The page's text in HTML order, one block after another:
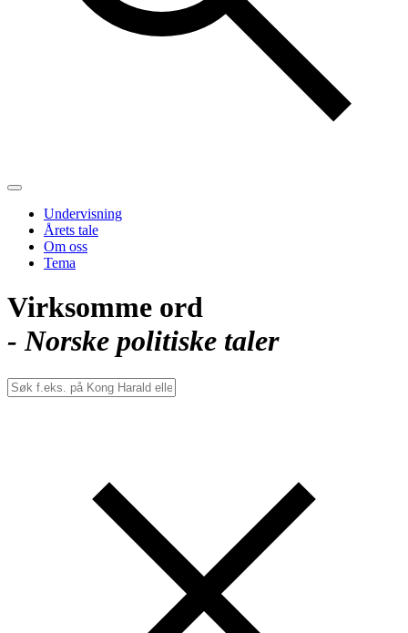
Undervisning
Årets tale
Om oss
Tema
Virksomme ord
- Norske politiske taler